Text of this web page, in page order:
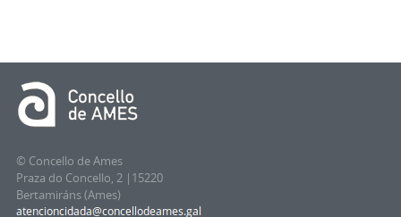
© Concello de Ames
Praza do Concello, 2 |15220
Bertamiráns (Ames)